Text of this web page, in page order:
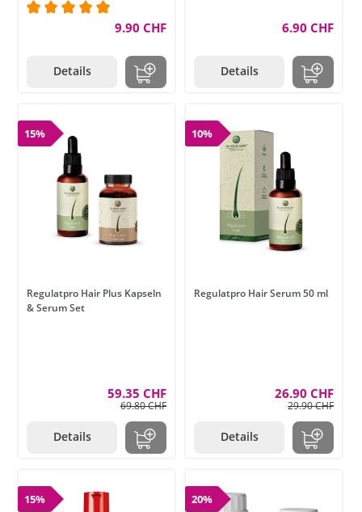
Durchschnittliche Bewertung von 5 von 5 Sternen
9.90 CHF
Details
6.90 CHF
Details
15%
Regulatpro Hair Plus Kapseln
& Serum Set
59.35 CHF
69.80 CHF
Details
10%
Regulatpro Hair Serum 50 ml
26.90 CHF
29.90 CHF
Details
15% 20%